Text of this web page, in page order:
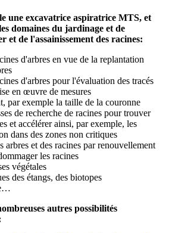
une excavatrice aspiratrice MTS, et
domaines du jardinage et de
et de l'assainissement des racines:
d'arbres en vue de la replantation
d'arbres pour l'évaluation des tracés
en œuvre de mesures
par exemple la taille de la couronne
de recherche de racines pour trouver
et accélérer ainsi, par exemple, les
dans des zones non critiques
arbres et des racines par renouvellement
les racines
végétales
des étangs, des biotopes
autres possibilités